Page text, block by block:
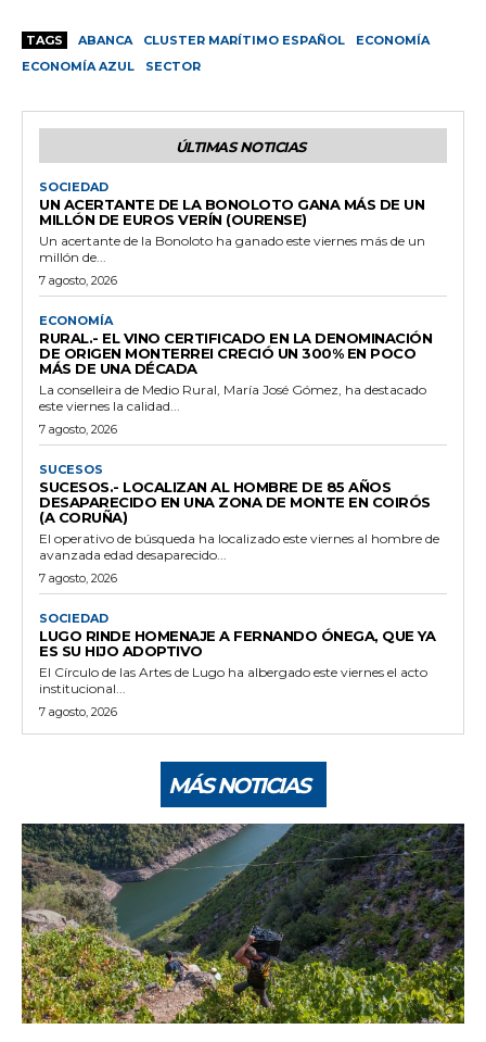
TAGS ABANCA CLUSTER MARÍTIMO ESPAÑOL
ECONOMÍA
ECONOMÍA AZUL
SECTOR
ÚLTIMAS NOTICIAS
SOCIEDAD
UN ACERTANTE DE LA BONOLOTO GANA MÁS DE UN
MILLÓN DE EUROS VERÍN (OURENSE)
Un acertante de la Bonoloto ha ganado este viernes más de un
millón de...
7 agosto, 2026
ECONOMÍA
RURAL.- EL VINO CERTIFICADO EN LA DENOMINACIÓN
DE ORIGEN MONTERREI CRECIÓ UN 300% EN POCO
MÁS DE UNA DÉCADA
La conselleira de Medio Rural, María José Gómez, ha destacado
este viernes la calidad...
7 agosto, 2026
SUCESOS
SUCESOS.- LOCALIZAN AL HOMBRE DE 85 AÑOS
DESAPARECIDO EN UNA ZONA DE MONTE EN COIRÓS
(A CORUÑA)
El operativo de búsqueda ha localizado este viernes al hombre de
avanzada edad desaparecido...
7 agosto, 2026
SOCIEDAD
LUGO RINDE HOMENAJE A FERNANDO ÓNEGA, QUE YA
ES SU HIJO ADOPTIVO
El Círculo de las Artes de Lugo ha albergado este viernes el acto
institucional...
7 agosto, 2026
MÁS NOTICIAS